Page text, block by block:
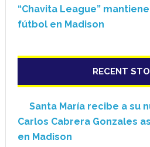
“Chavita League”
fútbol en Madison
RECENT
Santa María recibe a su
Carlos Cabrera Gonzales
en Madison